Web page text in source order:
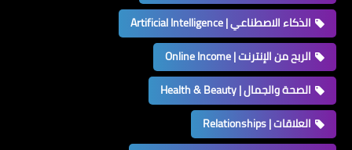
الذكاء الاصطناعي | Artificial Intelligence
الربح من الإنترنت | Online Income
الصحة والجمال | Health & Beauty
العلاقات | Relationships